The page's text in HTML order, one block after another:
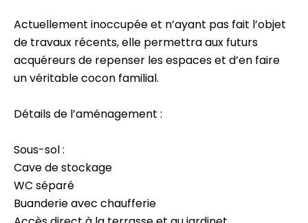
Actuellement inoccupée et n’ayant pas fait l’objet
de travaux récents, elle permettra aux futurs
acquéreurs de repenser les espaces et d’en faire
un véritable cocon familial.
Détails de l’aménagement :
Sous-sol :
Cave de stockage
WC séparé
Buanderie avec chaufferie